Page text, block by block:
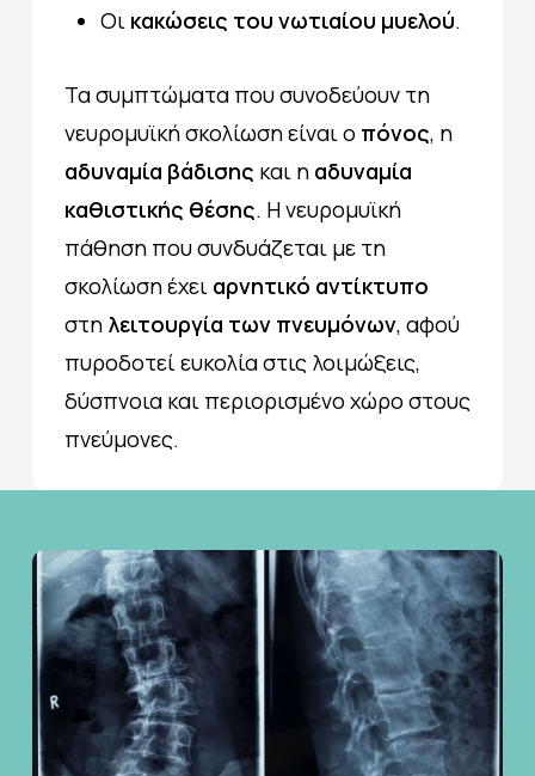
Οι κακώσεις του νωτιαίου μυελού.
Τα συμπτώματα που συνοδεύουν τη
νευρομυϊκή σκολίωση είναι ο πόνος, η
αδυναμία βάδισης και η αδυναμία
καθιστικής θέσης. Η νευρομυϊκή
πάθηση που συνδυάζεται με τη
σκολίωση έχει αρνητικό αντίκτυπο
στη λειτουργία των πνευμόνων, αφού
πυροδοτεί ευκολία στις λοιμώξεις,
δύσπνοια και περιορισμένο χώρο στους
πνεύμονες.